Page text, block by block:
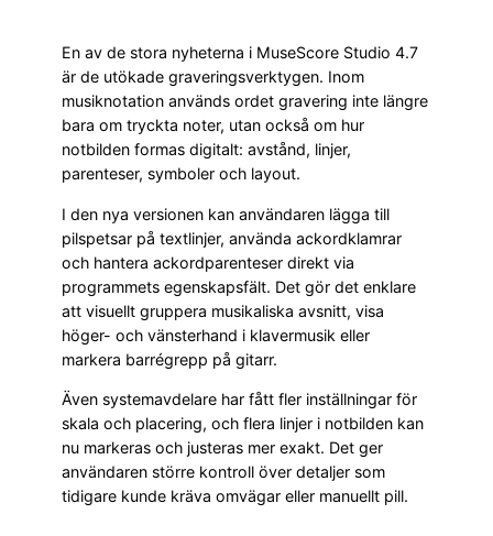
En av de stora nyheterna i MuseScore Studio 4.7
är de utökade graveringsverktygen. Inom
musiknotation används ordet gravering inte längre
bara om tryckta noter, utan också om hur
notbilden formas digitalt: avstånd, linjer,
parenteser, symboler och layout.
I den nya versionen kan användaren lägga till
pilspetsar på textlinjer, använda ackordklamrar
och hantera ackordparenteser direkt via
programmets egenskapsfält. Det gör det enklare
att visuellt gruppera musikaliska avsnitt, visa
höger- och vänsterhand i klavermusik eller
markera barrégrepp på gitarr.
Även systemavdelare har fått fler inställningar för
skala och placering, och flera linjer i notbilden kan
nu markeras och justeras mer exakt. Det ger
användaren större kontroll över detaljer som
tidigare kunde kräva omvägar eller manuellt pill.